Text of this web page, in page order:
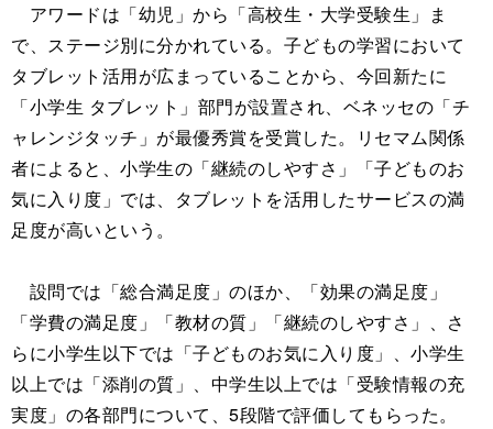
アワードは「幼児」から「高校生・大学受験生」ま
で、ステージ別に分かれている。子どもの学習において
タブレット活用が広まっていることから、今回新たに
「小学生 タブレット」部門が設置され、ベネッセの「チ
ャレンジタッチ」が最優秀賞を受賞した。リセマム関係
者によると、小学生の「継続のしやすさ」「子どものお
気に入り度」では、タブレットを活用したサービスの満
足度が高いという。
設問では「総合満足度」のほか、「効果の満足度」
「学費の満足度」「教材の質」「継続のしやすさ」、さ
らに小学生以下では「子どものお気に入り度」、小学生
以上では「添削の質」、中学生以上では「受験情報の充
実度」の各部門について、5段階で評価してもらった。